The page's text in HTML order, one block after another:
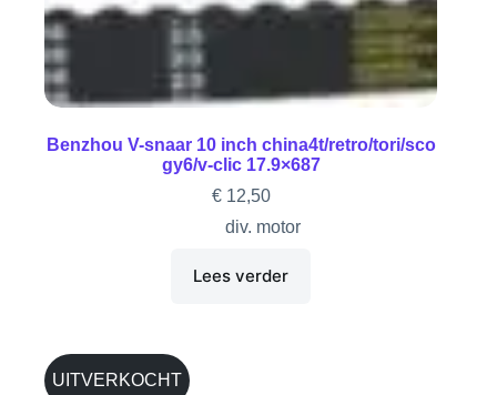
Benzhou V-snaar 10 inch china4t/retro/tori/sco
gy6/v-clic 17.9×687
€12,50
div. motor
Lees verder
UITVERKOCHT